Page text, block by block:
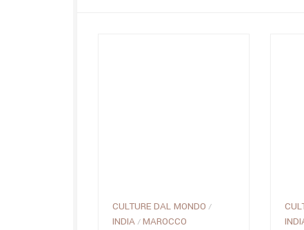
CULTURE DAL MONDO /
INDIA/MAROCCO